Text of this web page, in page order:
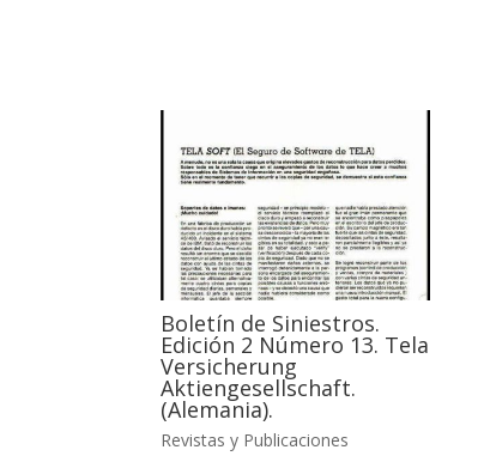
Boletín de Siniestros.
Edición 2 Número 13. Tela
Versicherung
Aktiengesellschaft.
(Alemania).
Revistas y Publicaciones